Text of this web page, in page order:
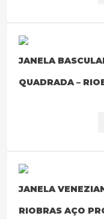
JANELA
QUADRADA –
JANELA
RIOBRAS AÇO